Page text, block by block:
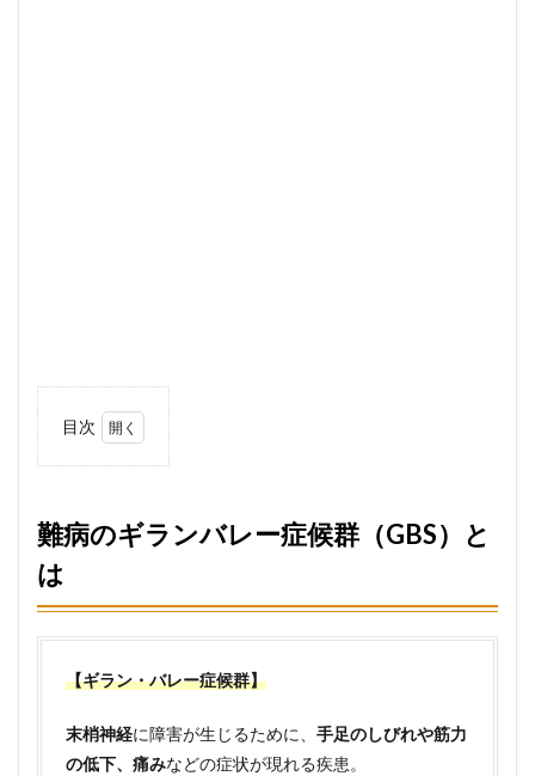
目次
レー症
候群
とは
レー症
候群
の原因
は何？
難病のギランバレー症候群（GBS）と
は
【ギラン・バレー症候群】
末梢神経に障害が生じるために、 手足のしびれや筋力
の低下、痛みなどの症状が現れる疾患。